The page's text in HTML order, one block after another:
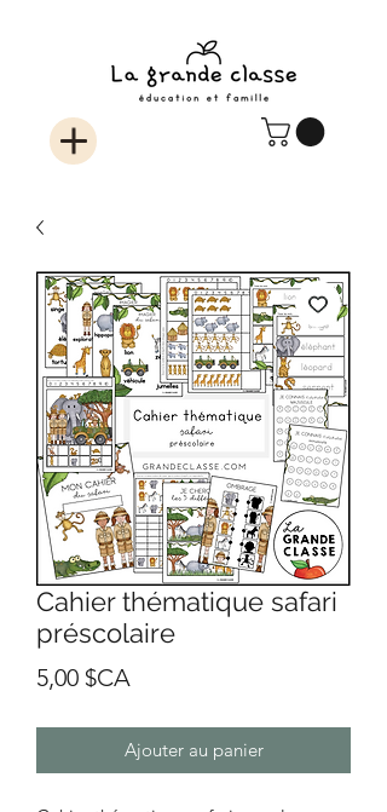
Cahier thématique safari
préscolaire
5,00 $CA
Ajouter au panier